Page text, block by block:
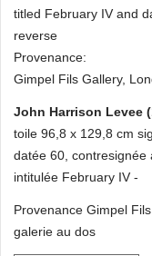
titled February IV and
reverse
Provenance:
Gimpel Fils Gallery,
John Harrison Levee
toile 96,8 x 129,8 cm
datée 60, contresignée
intitulée February IV -
Provenance Gimpel
galerie au dos